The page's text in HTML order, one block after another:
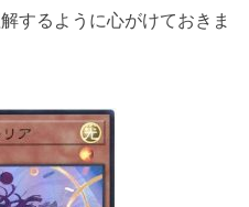
するように心がけておきま